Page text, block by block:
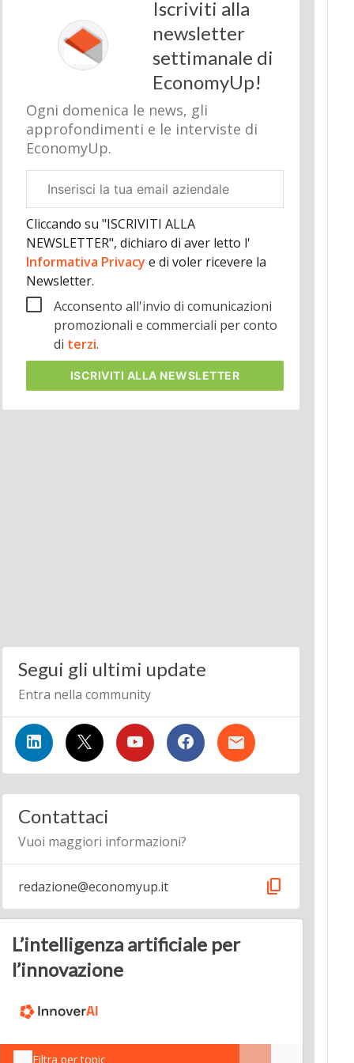
Iscriviti alla
newsletter
settimanale di
EconomyUp!
Ogni domenica le news, gli
approfondimenti e le interviste di
EconomyUp.
aziendale
Cliccando su "ISCRIVITI ALLA
NEWSLETTER", dichiaro di aver letto l'
Informativa Privacy e di voler ricevere la
Newsletter.
Acconsento all'invio di comunicazioni
promozionali e commerciali per conto
di terzi.
ISCRIVITI ALLA NEWSLETTER
Segui gli ultimi update
Entra nella community
Contattaci
Vuoi maggiori informazioni?
redazione@economyup.it content_copy
L’intelligenza artificiale per
l’innovazione
Filtra per topic